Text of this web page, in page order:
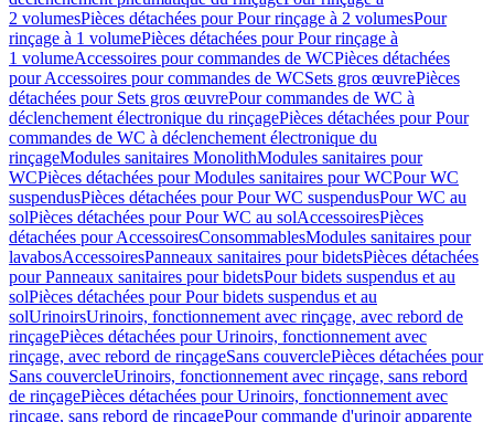
2 volumesPièces détachées pour Pour rinçage à 2 volumesPour
rinçage à 1 volumePièces détachées pour Pour rinçage à
1 volumeAccessoires pour commandes de WCPièces détachées
pour Accessoires pour commandes de WCSets gros œuvrePièces
détachées pour Sets gros œuvrePour commandes de WC à
déclenchement électronique du rinçagePièces détachées pour Pour
commandes de WC à déclenchement électronique du
rinçageModules sanitaires MonolithModules sanitaires pour
WCPièces détachées pour Modules sanitaires pour WCPour WC
suspendusPièces détachées pour Pour WC suspendusPour WC au
solPièces détachées pour Pour WC au solAccessoiresPièces
détachées pour AccessoiresConsommablesModules sanitaires pour
lavabosAccessoiresPanneaux sanitaires pour bidetsPièces détachées
pour Panneaux sanitaires pour bidetsPour bidets suspendus et au
solPièces détachées pour Pour bidets suspendus et au
solUrinoirsUrinoirs, fonctionnement avec rinçage, avec rebord de
rinçagePièces détachées pour Urinoirs, fonctionnement avec
rinçage, avec rebord de rinçageSans couverclePièces détachées pour
Sans couvercleUrinoirs, fonctionnement avec rinçage, sans rebord
de rinçagePièces détachées pour Urinoirs, fonctionnement avec
rinçage, sans rebord de rinçagePour commande d'urinoir apparente